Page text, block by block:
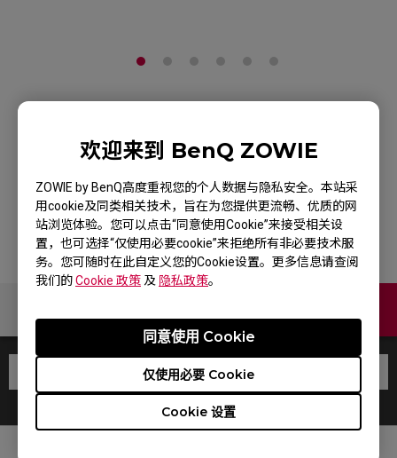
欢迎来到 BenQ ZOWIE
ZOWIE by BenQ高度重视您的个人数据与隐私安全。本站采
用cookie及同类相关技术，旨在为您提供更流畅、优质的网
站浏览体验。您可以点击“同意使用Cookie”来接受相关设
置，也可选择“仅使用必要cookie”来拒绝所有非必要技术服
务。您可随时在此自定义您的Cookie设置。更多信息请查阅
我们的Cookie 政策 及 隐私政策。
Cookie 设置
仅使用必要 Cookie
同意使用 Cookie
ZOWIE H-SR-SE 炽 II
电竞鼠标垫
产品页